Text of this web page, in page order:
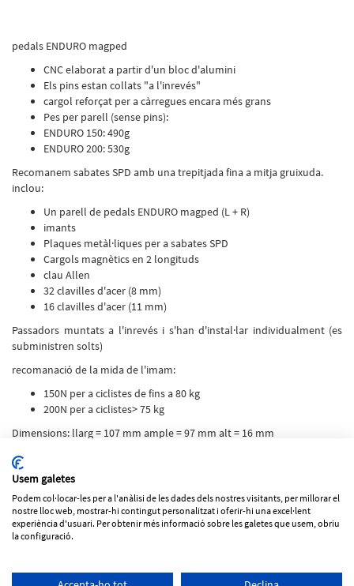
pedals ENDURO magped
CNC elaborat a partir d'un bloc d'alumini
Els pins estan collats "a l'inrevés"
cargol reforçat per a càrregues encara més grans
Pes per parell (sense pins):
ENDURO 150: 490g
ENDURO 200: 530g
Recomanem sabates SPD amb una trepitjada fina a mitja gruixuda.
inclou:
Un parell de pedals ENDURO magped (L + R)
imants
Plaques metàl·liques per a sabates SPD
Cargols magnètics en 2 longituds
clau Allen
32 clavilles d'acer (8 mm)
16 clavilles d'acer (11 mm)
Passadors muntats a l'inrevés i s'han d'instal·lar individualment (es
subministren solts)
recomanació de la mida de l'imam:
150N per a ciclistes de fins a 80 kg
200N per a ciclistes> 75 kg
Dimensions: llarg = 107 mm ample = 97 mm alt = 16 mm
Tornar al llistat
Els preus dels productes poden variar sense previ avís
Usem galetes
Podem col·locar-les per a l'anàlisi de les dades dels nostres visitants, per millorar el
nostre lloc web, mostrar-hi contingut personalitzat i oferir-hi una excel·lent
experiència d'usuari. Per obtenir més informació sobre les galetes que usem, obriu
la configuració.